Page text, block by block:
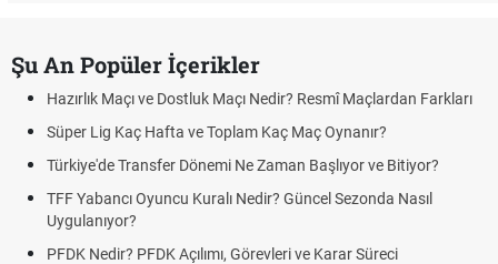
Şu An Popüler İçerikler
Hazırlık Maçı ve Dostluk Maçı Nedir? Resmî Maçlardan Farkları
Süper Lig Kaç Hafta ve Toplam Kaç Maç Oynanır?
Türkiye'de Transfer Dönemi Ne Zaman Başlıyor ve Bitiyor?
TFF Yabancı Oyuncu Kuralı Nedir? Güncel Sezonda Nasıl
Uygulanıyor?
PFDK Nedir? PFDK Açılımı, Görevleri ve Karar Süreci